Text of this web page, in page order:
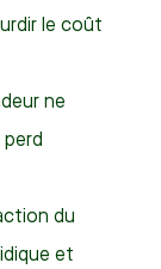
le coût
ne
du
et